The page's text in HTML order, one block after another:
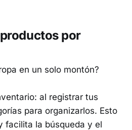
por
en un solo montón?
al registrar tus
para organizarlos. Esto
facilita la búsqueda y el